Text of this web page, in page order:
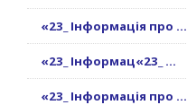
«23_ Інформація про ...
«23_ Інформац«23_ ...
«23_ Інформація про ...